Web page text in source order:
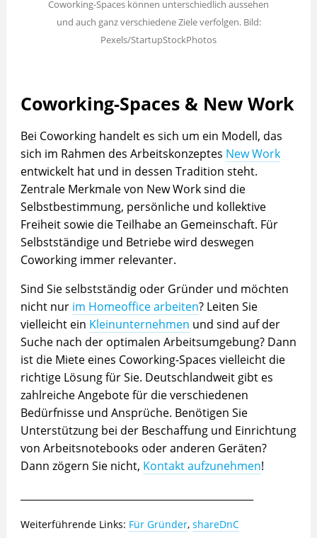
Coworking-Spaces können unterschiedlich aussehen
und auch ganz verschiedene Ziele verfolgen. Bild:
Pexels/StartupStockPhotos
Coworking-Spaces & New Work
Bei Coworking handelt es sich um ein Modell, das
sich im Rahmen des Arbeitskonzeptes New Work
entwickelt hat und in dessen Tradition steht.
Zentrale Merkmale von New Work sind die
Selbstbestimmung, persönliche und kollektive
Freiheit sowie die Teilhabe an Gemeinschaft. Für
Selbstständige und Betriebe wird deswegen
Coworking immer relevanter.
Sind Sie selbstständig oder Gründer und möchten
nicht nur im Homeoffice arbeiten? Leiten Sie
vielleicht ein Kleinunternehmen und sind auf der
Suche nach der optimalen Arbeitsumgebung? Dann
ist die Miete eines Coworking-Spaces vielleicht die
richtige Lösung für Sie. Deutschlandweit gibt es
zahlreiche Angebote für die verschiedenen
Bedürfnisse und Ansprüche. Benötigen Sie
Unterstützung bei der Beschaffung und Einrichtung
von Arbeitsnotebooks oder anderen Geräten?
Dann zögern Sie nicht, Kontakt aufzunehmen!
Weiterführende Links: Für Gründer, shareDnC